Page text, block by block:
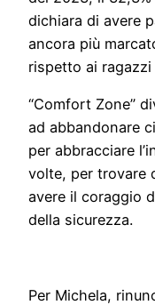
dichiara di avere
ancora più
rispetto ai ragazzi
“Comfort Zone”
ad abbandonare
per abbracciare
volte, per trovare
avere il coraggio
della sicurezza.
Per Michela,